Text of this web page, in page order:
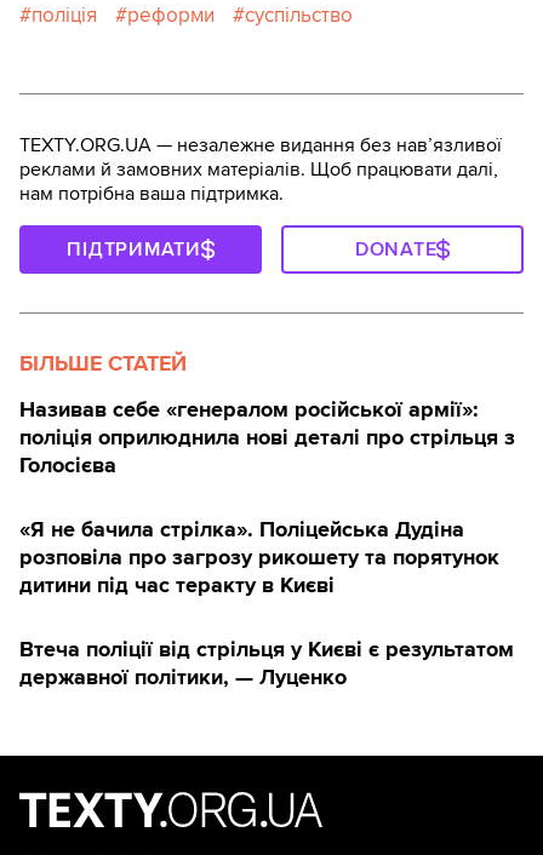
поліція реформи суспільство
TEXTY.ORG.UA — незалежне видання без навʼязливої
реклами й замовних матеріалів. Щоб працювати далі,
нам потрібна ваша підтримка.
ПІДТРИМАТИ DONATE
БІЛЬШЕ СТАТЕЙ
Називав себе «генералом російської армії»:
поліція оприлюднила нові деталі про стрільця з
Голосієва
«Я не бачила стрілка». Поліцейська Дудіна
розповіла про загрозу рикошету та порятунок
дитини під час теракту в Києві
Втеча поліції від стрільця у Києві є результатом
державної політики, — Луценко